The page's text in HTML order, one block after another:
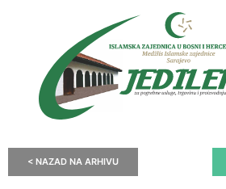
< NAZAD NA ARHIVU